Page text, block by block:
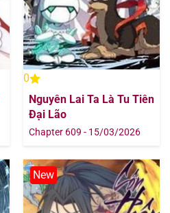
12/08/2025
12/08/2025
12/08/2025
0
Nguyên Lai Ta Là Tu Tiên
Đại Lão
Chapter 609 - 15/03/2026
New